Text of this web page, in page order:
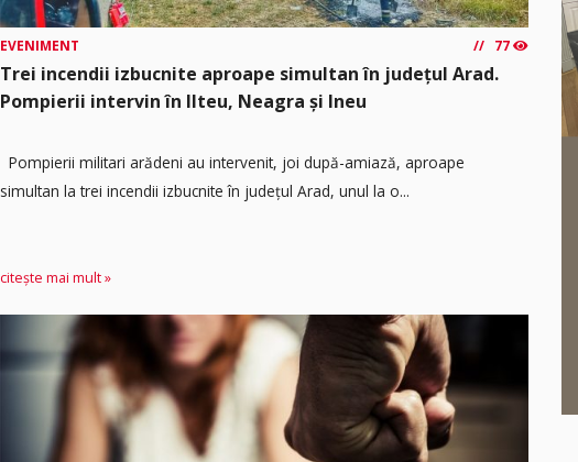
EVENIMENT 77
Trei incendii izbucnite aproape simultan în județul Arad.
Pompierii intervin în Ilteu, Neagra și Ineu
Pompierii militari arădeni au intervenit, joi după-amiază, aproape
simultan la trei incendii izbucnite în județul Arad, unul la o...
citește mai mult »